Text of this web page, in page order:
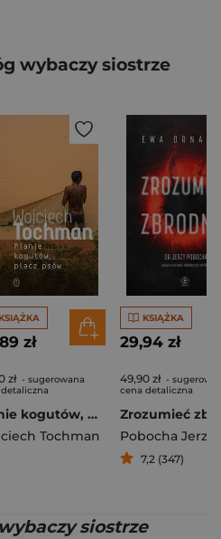
wybaczy siostrze
KSIĄŻKA
zł
zł - sugerowana
Pianie kogutów, płacz psów
Tochman
KSIĄŻKA
29,94 zł
49,90 zł -
cena detaliczna
Pobocha Jerzy
7,2 (347)
siostrze